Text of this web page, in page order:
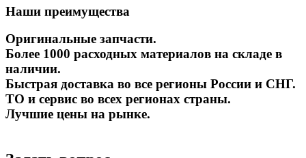
Наши преимущества
Оригинальные запчасти.
Более 1000 расходных материалов на складе в
наличии.
Быстрая доставка во все регионы России и СНГ.
ТО и сервис во всех регионах страны.
Лучшие цены на рынке.